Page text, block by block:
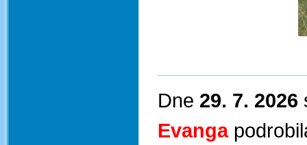
Dne 29. 7. 2026
Evanga